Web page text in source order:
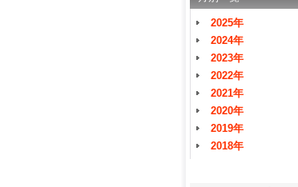
2025年
2024年
2023年
2022年
2021年
2020年
2019年
2018年